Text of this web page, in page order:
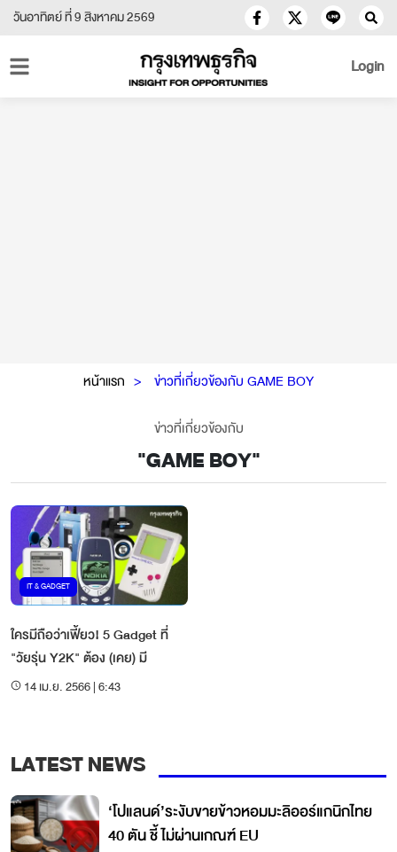
วันอาทิตย์ ที่ 9 สิงหาคม 2569
Login
หน้าแรก ข่าวที่เกี่ยวข้องกับ GAME BOY
ข่าวที่เกี่ยวข้องกับ
"GAME BOY"
IT & GADGET
ใครมีถือว่าเฟี้ยว! 5 Gadget ที่
"วัยรุ่น Y2K" ต้อง (เคย) มี
14 เม.ย. 2566 | 6:43
LATEST NEWS
‘โปแลนด์’ระงับขายข้าวหอมมะลิออร์แกนิกไทย
40 ตัน ชี้ ไม่ผ่านเกณฑ์ EU